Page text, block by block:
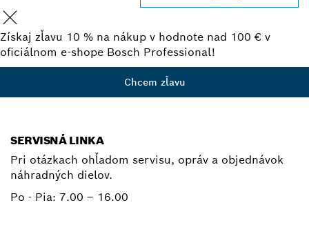
Získaj zľavu 10 % na nákup v hodnote nad 100 € v
oficiálnom e-shope Bosch Professional!
Chcem zľavu
SERVISNÁ LINKA
Pri otázkach ohľadom servisu, opráv a objednávok
náhradných dielov.
Po - Pia: 7.00 – 16.00